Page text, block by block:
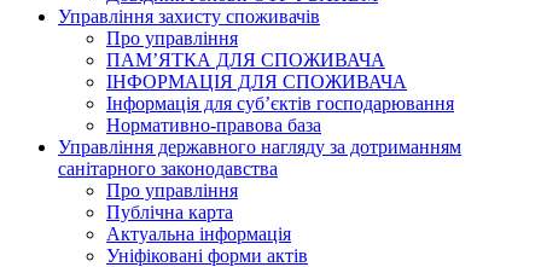
Управління захисту споживачів
Про управління
ПАМ’ЯТКА ДЛЯ СПОЖИВАЧА
ІНФОРМАЦІЯ ДЛЯ СПОЖИВАЧА
Інформація для суб’єктів господарювання
Нормативно-правова база
Управління державного нагляду за дотриманням
санітарного законодавства
Про управління
Публічна карта
Актуальна інформація
Уніфіковані форми актів